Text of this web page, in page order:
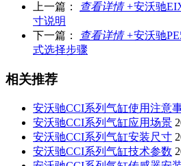
上一篇： 查看详情 +安沃驰
寸说明
下一篇：
查看详情 +安沃驰
式选择步骤
相关推荐
安沃驰CCI系列气缸使用注意
安沃驰CCI系列气缸应用场景
安沃驰CCI系列气缸安装尺寸
安沃驰CCI系列气缸技术参数